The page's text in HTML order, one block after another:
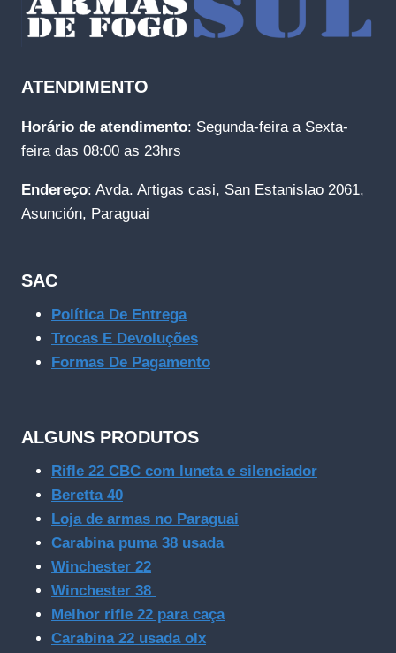
ATENDIMENTO
Horário de atendimento: Segunda-feira a Sexta-
feira das 08:00 as 23hrs
Endereço: Avda. Artigas casi, San Estanislao 2061,
Asunción, Paraguai
SAC
Política De Entrega
Trocas E Devoluções
Formas De Pagamento
ALGUNS PRODUTOS
Rifle 22 CBC com luneta e silenciador
Beretta 40
Loja de armas no Paraguai
Carabina puma 38 usada
Winchester 22
Winchester 38
Melhor rifle 22 para caça
Carabina 22 usada olx